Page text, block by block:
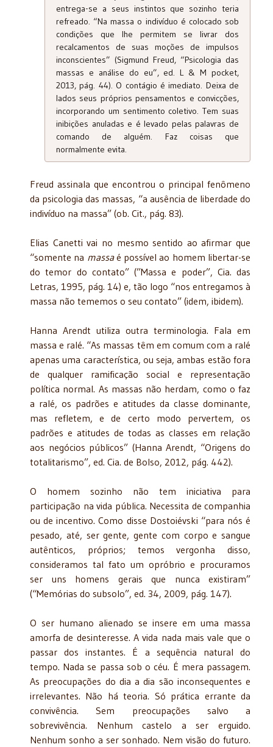
entrega-se a seus instintos que sozinho teria
refreado. “Na massa o indivíduo é colocado sob
condições que lhe permitem se livrar dos
recalcamentos de suas moções de impulsos
inconscientes” (Sigmund Freud, “Psicologia das
massas e análise do eu”, ed. L & M pocket,
2013, pág. 44). O contágio é imediato. Deixa de
lados seus próprios pensamentos e convicções,
incorporando um sentimento coletivo. Tem suas
inibições anuladas e é levado pelas palavras de
comando de alguém. Faz coisas que
normalmente evita.
Freud assinala que encontrou o principal fenômeno
da psicologia das massas, “a ausência de liberdade do
indivíduo na massa” (ob. Cit., pág. 83).
Elias Canetti vai no mesmo sentido ao afirmar que
“somente na massaé possível ao homem libertar-se
do temor do contato” (”Massa e poder”, Cia. das
Letras, 1995, pág. 14) e, tão logo “nos entregamos à
massa não tememos o seu contato” (idem, ibidem).
Hanna Arendt utiliza outra terminologia. Fala em
massa e ralé. “As massas têm em comum com a ralé
apenas uma característica, ou seja, ambas estão fora
de qualquer ramificação social e representação
política normal. As massas não herdam, como o faz
a ralé, os padrões e atitudes da classe dominante,
mas refletem, e de certo modo pervertem, os
padrões e atitudes de todas as classes em relação
aos negócios públicos” (Hanna Arendt, “Origens do
totalitarismo”, ed. Cia. de Bolso, 2012, pág. 442).
O homem sozinho não tem iniciativa para
participação na vida pública. Necessita de companhia
ou de incentivo. Como disse Dostoiévski “para nós é
pesado, até, ser gente, gente com corpo e sangue
autênticos, próprios; temos vergonha disso,
consideramos tal fato um opróbrio e procuramos
ser uns homens gerais que nunca existiram”
(“Memórias do subsolo”, ed. 34, 2009, pág. 147).
O ser humano alienado se insere em uma massa
amorfa de desinteresse. A vida nada mais vale que o
passar dos instantes. É a sequência natural do
tempo. Nada se passa sob o céu. É mera passagem.
As preocupações do dia a dia são inconsequentes e
irrelevantes. Não há teoria. Só prática errante da
convivência. Sem preocupações salvo a
sobrevivência. Nenhum castelo a ser erguido.
Nenhum sonho a ser sonhado. Nem visão do futuro.